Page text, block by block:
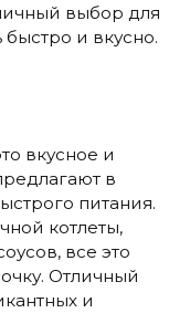
выбор для
быстро и вкусно.
вкусное и
в
питания.
котлеты,
все это
Отличный
и